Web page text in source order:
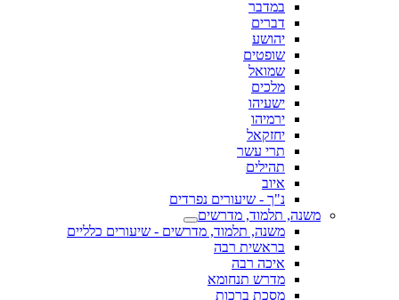
במדבר
דברים
יהושע
שופטים
שמואל
מלכים
ישעיהו
ירמיהו
יחזקאל
תרי עשר
תהילים
איוב
נ"ך - שיעורים נפרדים
משנה, תלמוד, מדרשים
משנה, תלמוד, מדרשים - שיעורים כלליים
בראשית רבה
איכה רבה
מדרש תנחומא
מסכת ברכות